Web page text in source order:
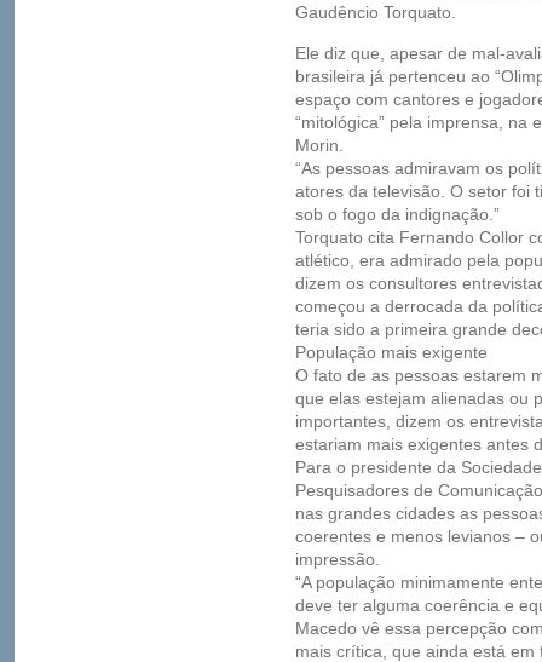
Gaudêncio Torquato.
Ele diz que, apesar de mal-
brasileira já pertenceu ao
espaço com cantores e
“mitológica” pela imprensa, na
Morin.
“As pessoas admiravam os
atores da televisão. O setor foi
sob o fogo da indignação.”
Torquato cita Fernando Collor
atlético, era admirado pela
dizem os consultores
começou a derrocada da
teria sido a primeira grande
População mais exigente
O fato de as pessoas estarem
que elas estejam alienadas ou
importantes, dizem os
estariam mais exigentes antes
Para o presidente da
Pesquisadores de
nas grandes cidades as
coerentes e menos levianos –
impressão.
“A população minimamente
deve ter alguma coerência e
Macedo vê essa percepção
mais crítica, que ainda está